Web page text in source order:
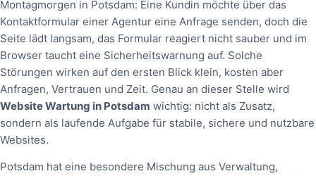
Montagmorgen in Potsdam: Eine Kundin möchte über das
Kontaktformular einer Agentur eine Anfrage senden, doch die
Seite lädt langsam, das Formular reagiert nicht sauber und im
Browser taucht eine Sicherheitswarnung auf. Solche
Störungen wirken auf den ersten Blick klein, kosten aber
Anfragen, Vertrauen und Zeit. Genau an dieser Stelle wird
Website Wartung in Potsdam wichtig: nicht als Zusatz,
sondern als laufende Aufgabe für stabile, sichere und nutzbare
Websites.
Potsdam hat eine besondere Mischung aus Verwaltung,